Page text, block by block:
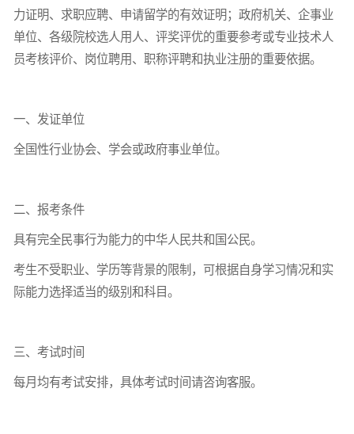
力证明、求职应聘、申请留学的有效证明；政府机关、企事业
单位、各级院校选人用人、评奖评优的重要参考或专业技术人
员考核评价、岗位聘用、职称评聘和执业注册的重要依据。
一、发证单位
全国性行业协会、学会或政府事业单位。
二、报考条件
具有完全民事行为能力的中华人民共和国公民。
考生不受职业、学历等背景的限制，可根据自身学习情况和实
际能力选择适当的级别和科目。
三、考试时间
每月均有考试安排，具体考试时间请咨询客服。